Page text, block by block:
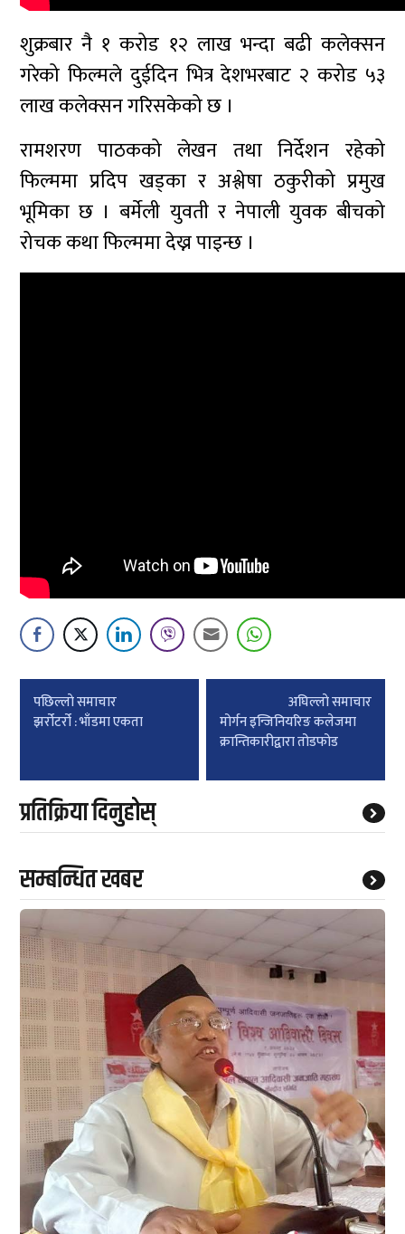
शुक्रबार नै १ करोड १२ लाख भन्दा बढी कलेक्सन
गरेको फिल्मले दुईदिन भित्र देशभरबाट २ करोड ५३
लाख कलेक्सन गरिसकेको छ ।
रामशरण पाठकको लेखन तथा निर्देशन रहेको
फिल्ममा प्रदिप खड्का र अश्लेषा ठकुरीको प्रमुख
भूमिका छ । बर्मेली युवती र नेपाली युवक बीचको
रोचक कथा फिल्ममा देख्न पाइन्छ ।
Post
navigation
पछिल्लाे समाचार
झर्रोटर्रो : भाँडमा एकता
अघिल्लाे समाचार
मोर्गन इन्जिनियरिङ कलेजमा
क्रान्तिकारीद्वारा तोडफोड
प्रतिक्रिया दिनुहोस्
सम्बन्धित खबर